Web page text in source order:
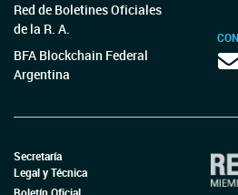
Red de Boletines Oficiales
de la R. A.
BFA Blockchain Federal
Argentina
Secretaría
Legal y Técnica
Boletín Oficial